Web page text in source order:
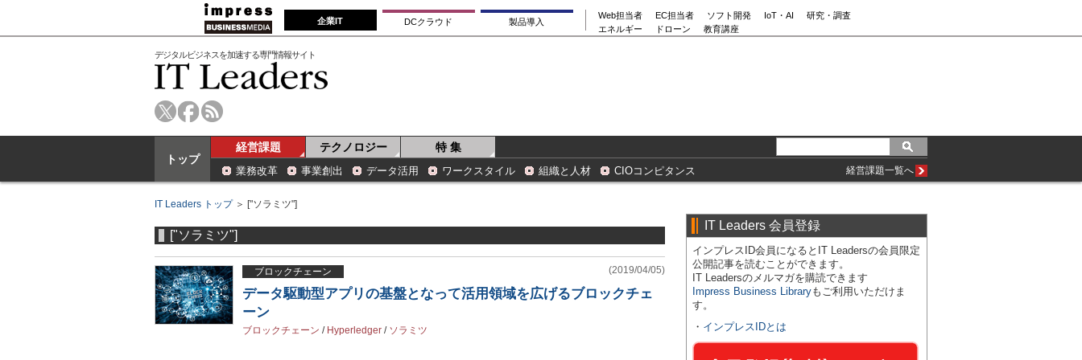
企業IT DCクラウド 製品導入
Web担当者 EC担当者 ソフト開発 IoT・AI
研究・調査
エネルギー
ドローン 教育講座
デジタルビジネスを加速する専門情報サイト
トップ
経営課題 テクノロジー 特 集
業務改革 事業創出 データ活用 ワークスタイル 組織と人材 CIOコンピタンス 経営課題一覧へ
IT Leaders トップ＞ ["ソラミツ"]
["ソラミツ"]
ブロックチェーン (2019/04/05)
データ駆動型アプリの基盤となって活用領域を広げるブロックチェ
ーン
ブロックチェーン / Hyperledger / ソラミツ
IT Leaders 会員登録
インプレスID会員になるとIT Leadersの会員限定
公開記事を読むことができます。
IT Leadersのメルマガを購読できます
Impress Business Libraryもご利用いただけま
す。
・ インプレスIDとは